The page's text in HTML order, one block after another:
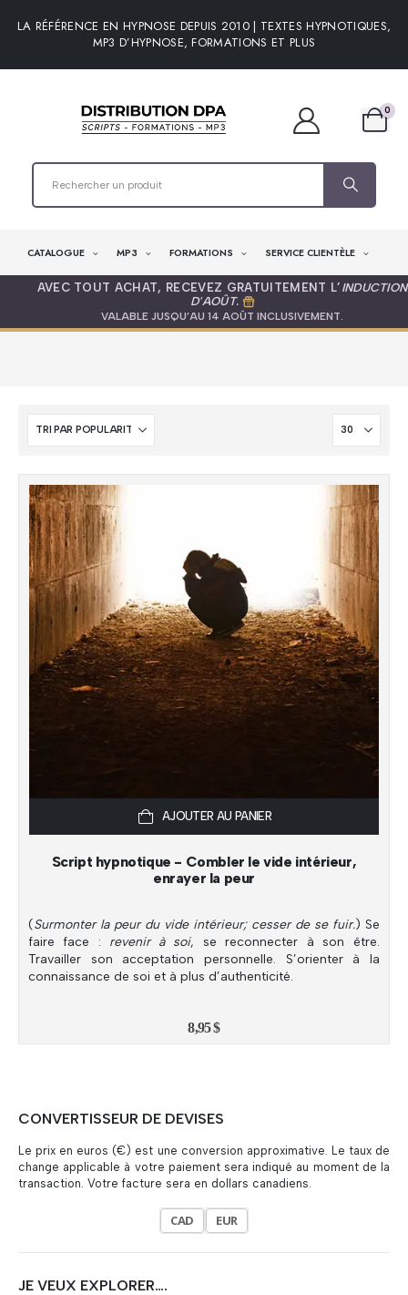
LA RÉFÉRENCE EN HYPNOSE DEPUIS 2010 | TEXTES HYPNOTIQUES,
MP3 D’HYPNOSE, FORMATIONS ET PLUS
0
CATALOGUE MP3 FORMATIONS SERVICE CLIENTÈLE
AVEC TOUT ACHAT, RECEVEZ GRATUITEMENT L’ INDUCTION
D'AOÛT.
VALABLE JUSQU’AU 14 AOÛT INCLUSIVEMENT.
AJOUTER AU PANIER
Script hypnotique - Combler le vide intérieur,
enrayer la peur
(Surmonter la peur du vide intérieur; cesser de se fuir.) Se
faire face : revenir à soi, se reconnecter à son être.
Travailler son acceptation personnelle. S’orienter à la
connaissance de soi et à plus d’authenticité.
8,95$
CONVERTISSEUR DE DEVISES
Le prix en euros (€) est une conversion approximative. Le taux de
change applicable à votre paiement sera indiqué au moment de la
transaction. Votre facture sera en dollars canadiens.
CAD EUR
JE VEUX EXPLORER….